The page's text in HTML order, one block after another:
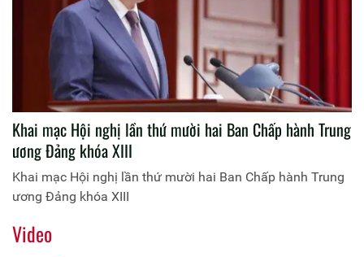
Khai mạc Hội nghị lần thứ mười hai Ban Chấp hành Trung
ương Đảng khóa XIII
Khai mạc Hội nghị lần thứ mười hai Ban Chấp hành Trung
ương Đảng khóa XIII
Video